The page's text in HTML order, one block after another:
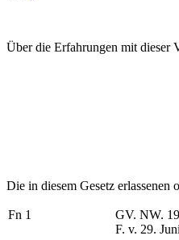
Über die Erfahrungen mit dieser
Die in diesem Gesetz
Fn 1
GV. NW.
F. v. 29.